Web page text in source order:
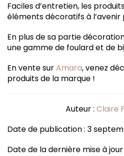
Faciles d’entretien, les
éléments décoratifs à
En plus de sa partie
une gamme de foulard et de
En vente surAmara, venez
produits de la marque !
Auteur : Claire
Date de publication : 3
Date de la dernière mise à jour